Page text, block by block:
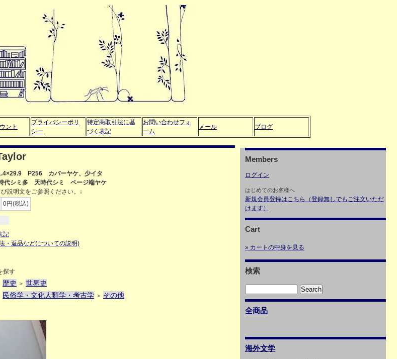
ント
プライバシーポリ
シー
特定商取引法に基
づく表記
お問い合わせフォ
ーム
メール ブログ
P256 カバーヤケ、少イタ
代シミ多 天時代シミ ページ端ヤケ
説明文をご参照ください。↓
0円(税込)
記
・返品などについての説明)
探す
歴史 ＞ 世界史
民俗学・文化人類学・考古学 ＞ その他
Members
ログイン
はじめてのお客様へ
新規会員登録はこちら（登録無しでもご注文いただ
けます）
Cart
» カートの中身を見る
検索
全商品
海外文学